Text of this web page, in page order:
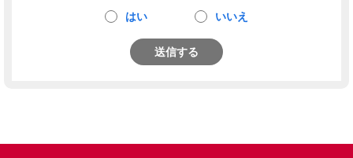
はい いいえ
送信する